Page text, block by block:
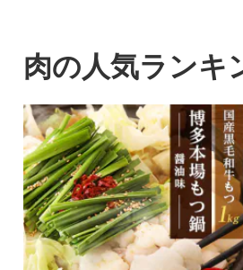
年貝)を放流してから4年間流氷
や水温の低い荒波の中で逞し
く育つ為、養殖とは、まった
く違い旨味が凝縮されており
食感も良いと言われておりま
す。食べ応え抜群のホタテを
ドドーンとたっぷり1kgを紋別
市よりお届け。パッケージは
チャック付きで保存に便利で
す!
肉の人気ランキ